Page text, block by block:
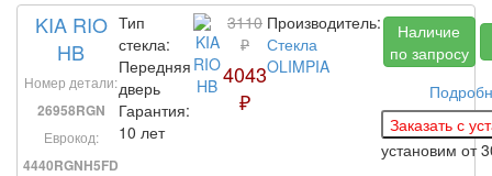
KIA RIO
HB
Номер детали:
26958RGN
Еврокод:
4440RGNH5FD
Тип
стекла:
Передняя
дверь
Гарантия:
10 лет
3110
₽
4043
₽
Производитель:
Стекла
OLIMPIA
Наличие
по запросу
установим от